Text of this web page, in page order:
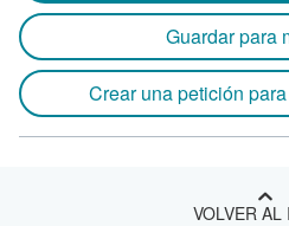
Guardar para
Crear una petición
VOLVER AL